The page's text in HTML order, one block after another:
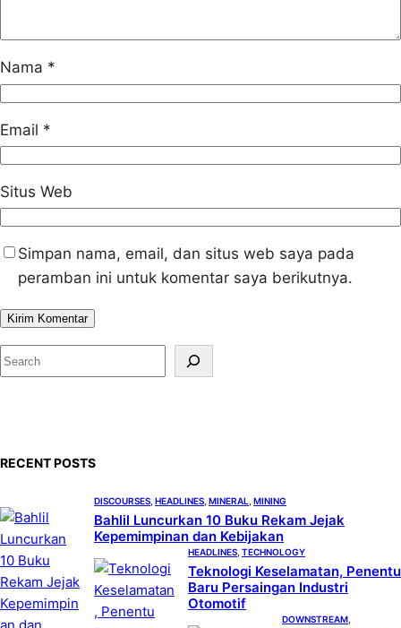
Nama *
Email *
Situs Web
Simpan nama, email, dan situs web saya pada
peramban ini untuk komentar saya berikutnya.
S
e
RECENT POSTS
DISCOURSES HEADLINES MINERAL MINING
Bahlil Luncurkan 10 Buku Rekam Jejak
Kepemimpinan dan Kebijakan
HEADLINES TECHNOLOGY
Teknologi Keselamatan, Penentu
Baru Persaingan Industri
Otomotif
DOWNSTREAM